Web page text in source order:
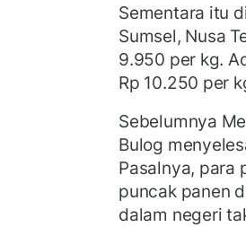
Sementara itu
Sumsel, Nusa
9.950 per kg.
Rp 10.250 per
Sebelumnya
Bulog
Pasalnya, para
puncak panen
dalam negeri